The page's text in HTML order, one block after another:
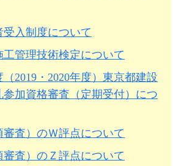
入制度について
管理技術検定について
2019・2020年度）東京都建設
参加資格審査（定期受付）につ
査）のＷ評点について
査）のＺ評点について